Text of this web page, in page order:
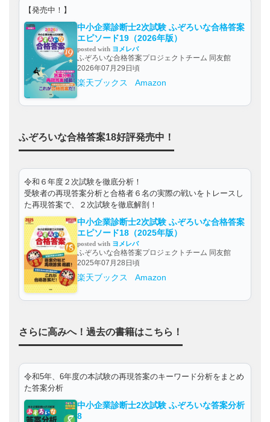
【発売中！】
中小企業診断士2次試験 ふぞろいな合格答案
エピソード19（2026年版）
posted with ヨメレバ
ふぞろいな合格答案プロジェクトチーム 同友館
2026年07月29日頃
楽天ブックス Amazon
ふぞろいな合格答案18好評発売中！
令和６年度２次試験を徹底分析！
受験者の再現答案分析と合格者６名の実際の戦いをトレースし
た再現答案で、２次試験を徹底解剖！
中小企業診断士2次試験 ふぞろいな合格答案
エピソード18（2025年版）
posted with ヨメレバ
ふぞろいな合格答案プロジェクトチーム 同友館
2025年07月28日頃
楽天ブックス Amazon
さらに高みへ！過去の書籍はこちら！
令和5年、6年度の本試験の再現答案のキーワード分析をまとめ
た答案分析
中小企業診断士2次試験 ふぞろいな答案分析
8